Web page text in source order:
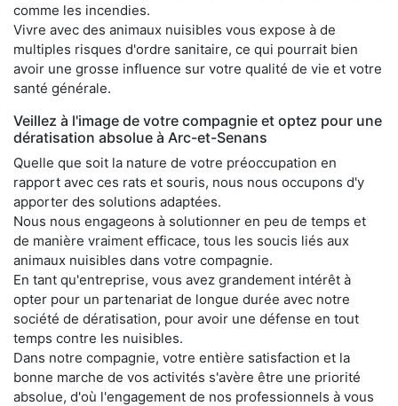
comme les incendies.
Vivre avec des animaux nuisibles vous expose à de
multiples risques d'ordre sanitaire, ce qui pourrait bien
avoir une grosse influence sur votre qualité de vie et votre
santé générale.
Veillez à l'image de votre compagnie et optez pour une
dératisation absolue à Arc-et-Senans
Quelle que soit la nature de votre préoccupation en
rapport avec ces rats et souris, nous nous occupons d'y
apporter des solutions adaptées.
Nous nous engageons à solutionner en peu de temps et
de manière vraiment efficace, tous les soucis liés aux
animaux nuisibles dans votre compagnie.
En tant qu'entreprise, vous avez grandement intérêt à
opter pour un partenariat de longue durée avec notre
société de dératisation, pour avoir une défense en tout
temps contre les nuisibles.
Dans notre compagnie, votre entière satisfaction et la
bonne marche de vos activités s'avère être une priorité
absolue, d'où l'engagement de nos professionnels à vous